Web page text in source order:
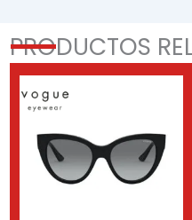
PRODUCTOS